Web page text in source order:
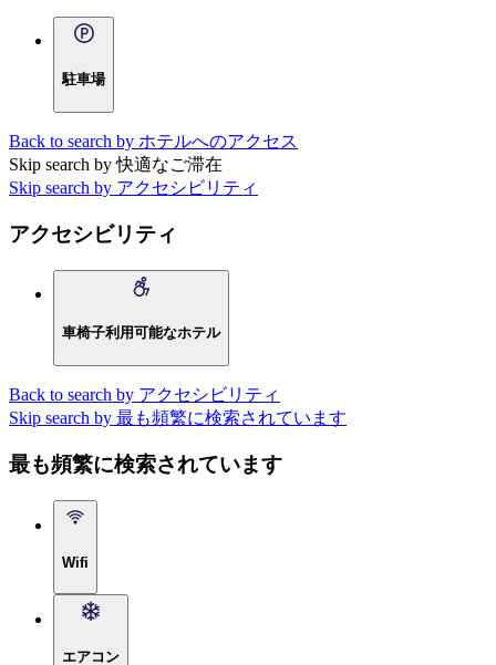
駐車場
Back to search by ホテルへのアクセス
Skip search by 快適なご滞在
Skip search by アクセシビリティ
アクセシビリティ
車椅子利用可能なホテル
Back to search by アクセシビリティ
Skip search by 最も頻繁に検索されています
最も頻繁に検索されています
Wifi
エアコン